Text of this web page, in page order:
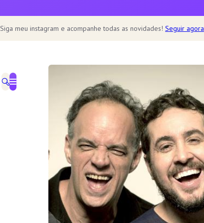
Siga meu instagram e acompanhe todas as novidades!Seguir agora